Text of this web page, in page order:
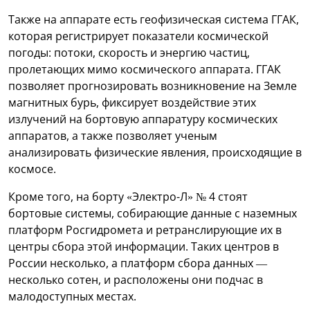
Также на аппарате есть геофизическая система ГГАК,
которая регистрирует показатели космической
погоды: потоки, скорость и энергию частиц,
пролетающих мимо космического аппарата. ГГАК
позволяет прогнозировать возникновение на Земле
магнитных бурь, фиксирует воздействие этих
излучений на бортовую аппаратуру космических
аппаратов, а также позволяет ученым
анализировать физические явления, происходящие в
космосе.
Кроме того, на борту «Электро-Л» № 4 стоят
бортовые системы, собирающие данные с наземных
платформ Росгидромета и ретранслирующие их в
центры сбора этой информации. Таких центров в
России несколько, а платформ сбора данных —
несколько сотен, и расположены они подчас в
малодоступных местах.